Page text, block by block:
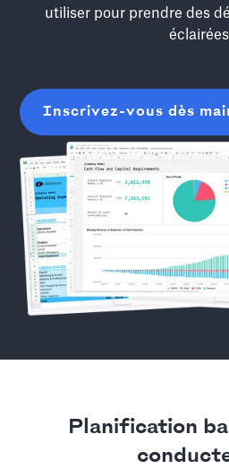
utiliser pour prendre des
Inscrivez-vous dès
Planification